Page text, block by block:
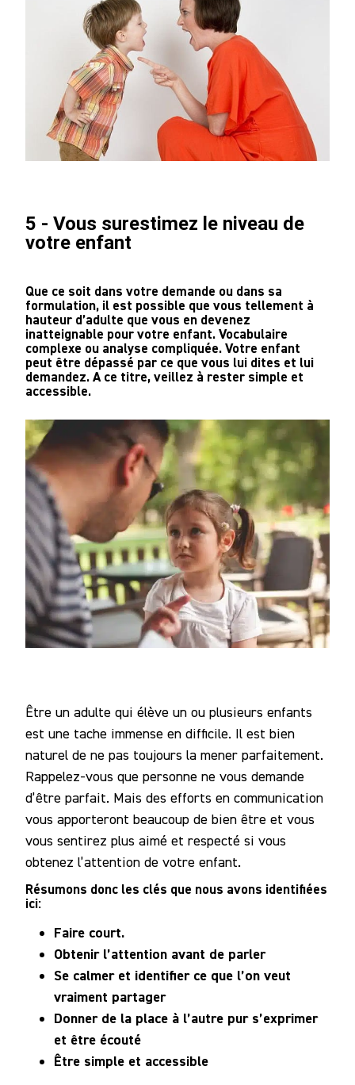
5 - Vous surestimez le niveau de
votre enfant
Que ce soit dans votre demande ou dans sa
formulation, il est possible que vous tellement à
hauteur d’adulte que vous en devenez
inatteignable pour votre enfant. Vocabulaire
complexe ou analyse compliquée. Votre enfant
peut être dépassé par ce que vous lui dites et lui
demandez. A ce titre, veillez à rester simple et
accessible.
Être un adulte qui élève un ou plusieurs enfants
est une tache immense en difficile. Il est bien
naturel de ne pas toujours la mener parfaitement.
Rappelez-vous que personne ne vous demande
d’être parfait. Mais des efforts en communication
vous apporteront beaucoup de bien être et vous
vous sentirez plus aimé et respecté si vous
obtenez l’attention de votre enfant.
Résumons donc les clés que nous avons identifiées
ici:
Faire court.
Obtenir l’attention avant de parler
Se calmer et identifier ce que l’on veut
vraiment partager
Donner de la place à l’autre pur s’exprimer
et être écouté
Être simple et accessible